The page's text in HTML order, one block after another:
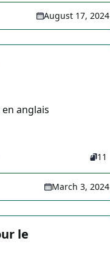
August 17, 2024
anglais
11
March 3, 2024
le